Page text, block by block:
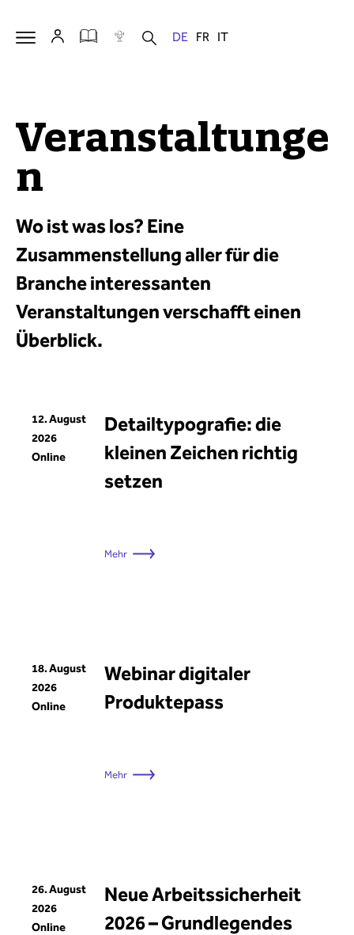
Veranstaltunge
n
Wo ist was los? Eine
Zusammenstellung aller für die
Branche interessanten
Veranstaltungen verschafft einen
Überblick.
12. August
2026
Online
Detailtypografie: die
kleinen Zeichen richtig
setzen
Mehr
18. August
2026
Online
Webinar digitaler
Produktepass
Mehr
26. August
2026
Online
Neue Arbeitssicherheit
2026 – Grundlegendes